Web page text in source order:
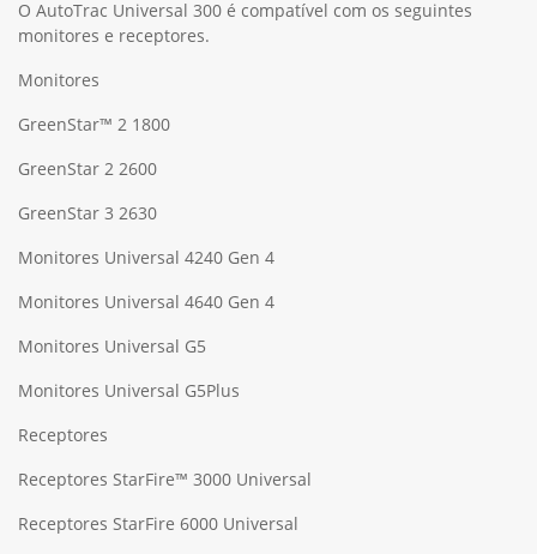
O AutoTrac Universal 300 é compatível com os seguintes
monitores e receptores.
Monitores
GreenStar™ 2 1800
GreenStar 2 2600
GreenStar 3 2630
Monitores Universal 4240 Gen 4
Monitores Universal 4640 Gen 4
Monitores Universal G5
Monitores Universal G5Plus
Receptores
Receptores StarFire™ 3000 Universal
Receptores StarFire 6000 Universal